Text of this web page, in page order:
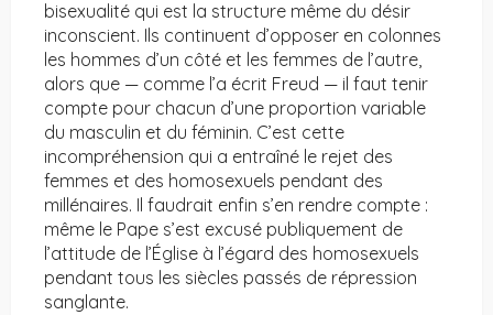
bisexualité qui est la structure même du désir
inconscient. Ils continuent d’opposer en colonnes
les hommes d’un côté et les femmes de l’autre,
alors que — comme l’a écrit Freud — il faut tenir
compte pour chacun d’une proportion variable
du masculin et du féminin. C’est cette
incompréhension qui a entraîné le rejet des
femmes et des homosexuels pendant des
millénaires. Il faudrait enfin s’en rendre compte :
même le Pape s’est excusé publiquement de
l’attitude de l’Église à l’égard des homosexuels
pendant tous les siècles passés de répression
sanglante.